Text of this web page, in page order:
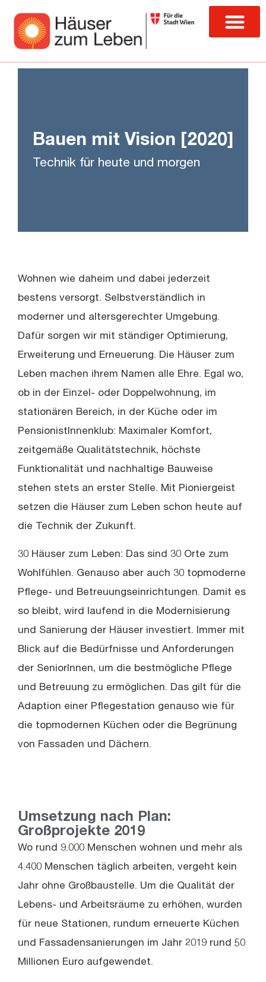
Bauen mit Vision [2020]
Technik für heute und morgen
Wohnen wie daheim und dabei jederzeit
bestens versorgt. Selbstverständlich in
moderner und altersgerechter Umgebung.
Dafür sorgen wir mit ständiger Optimierung,
Erweiterung und Erneuerung. Die Häuser zum
Leben machen ihrem Namen alle Ehre. Egal wo,
ob in der Einzel- oder Doppelwohnung, im
stationären Bereich, in der Küche oder im
PensionistInnenklub: Maximaler Komfort,
zeitgemäße Qualitätstechnik, höchste
Funktionalität und nachhaltige Bauweise
stehen stets an erster Stelle. Mit Pioniergeist
setzen die Häuser zum Leben schon heute auf
die Technik der Zukunft.
30 Häuser zum Leben: Das sind 30 Orte zum
Wohlfühlen. Genauso aber auch 30 topmoderne
Pflege- und Betreuungseinrichtungen. Damit es
so bleibt, wird laufend in die Modernisierung
und Sanierung der Häuser investiert. Immer mit
Blick auf die Bedürfnisse und Anforderungen
der SeniorInnen, um die bestmögliche Pflege
und Betreuung zu ermöglichen. Das gilt für die
Adaption einer Pflegestation genauso wie für
die topmodernen Küchen oder die Begrünung
von Fassaden und Dächern.
Umsetzung nach Plan:
Großprojekte 2019
Wo rund 9.000 Menschen wohnen und mehr als
4.400 Menschen täglich arbeiten, vergeht kein
Jahr ohne Großbaustelle. Um die Qualität der
Lebens- und Arbeitsräume zu erhöhen, wurden
für neue Stationen, rundum erneuerte Küchen
und Fassadensanierungen im Jahr 2019 rund 50
Millionen Euro aufgewendet.